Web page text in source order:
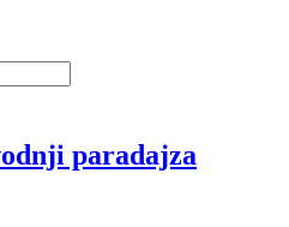
paradajza